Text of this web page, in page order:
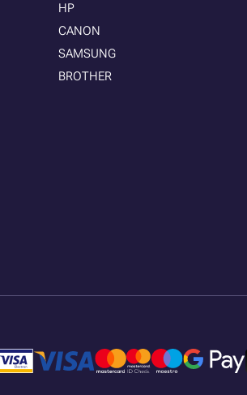
HP
CANON
SAMSUNG
BROTHER